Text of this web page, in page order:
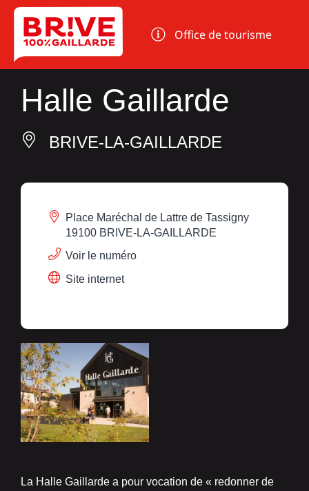
Panneau de gestion des cookies
Office de tourisme
Halle Gaillarde
BRIVE-LA-GAILLARDE
Place Maréchal de Lattre de Tassigny
19100 BRIVE-LA-GAILLARDE
Voir le numéro
Site internet
La Halle Gaillarde a pour vocation de « redonner de